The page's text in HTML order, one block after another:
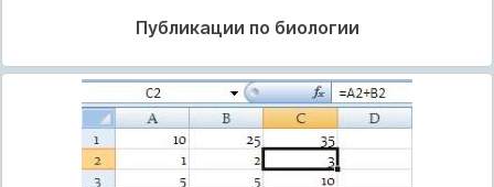
Публикации по биологии